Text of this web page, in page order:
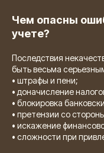
Чем опасны
учете?
Последствия
быть весьма
• штрафы и пени;
• доначисление
• блокировка
• претензии со
• искажение
• сложности при